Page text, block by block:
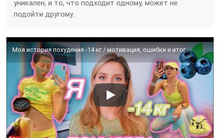
уникален, и то, что подходит одному, может не
подойти другому.
Моя история похудения -14 кг / мотивация, ошибки и итог